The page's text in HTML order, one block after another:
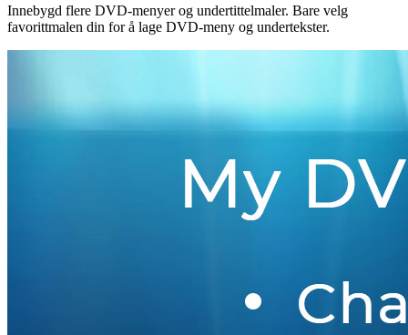
Innebygd flere DVD-menyer og undertittelmaler. Bare velg
favorittmalen din for å lage DVD-meny og undertekster.